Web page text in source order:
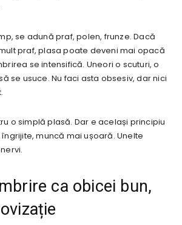
se adună praf, polen, frunze. Dacă
praf, plasa poate deveni mai opacă
se intensifică. Uneori o scuturi, o
se usuce. Nu faci asta obsesiv, dar nici
o simplă plasă. Dar e același principiu
muncă mai ușoară. Unelte
ca obicei bun,